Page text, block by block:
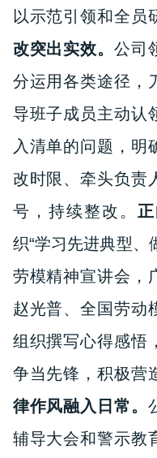
以示范引领和全员
改突出实效。 公司
分运用各类途径，
导班子成员主动认
入清单的问题，明
改时限、牵头负责
号 ， 持续整改。
织“学习先进典型、
劳模精神宣讲会，
赵光普、全国劳动
组织撰写心得感悟
争当先锋，积极营
律作风融入日常。
辅导大会和警示教